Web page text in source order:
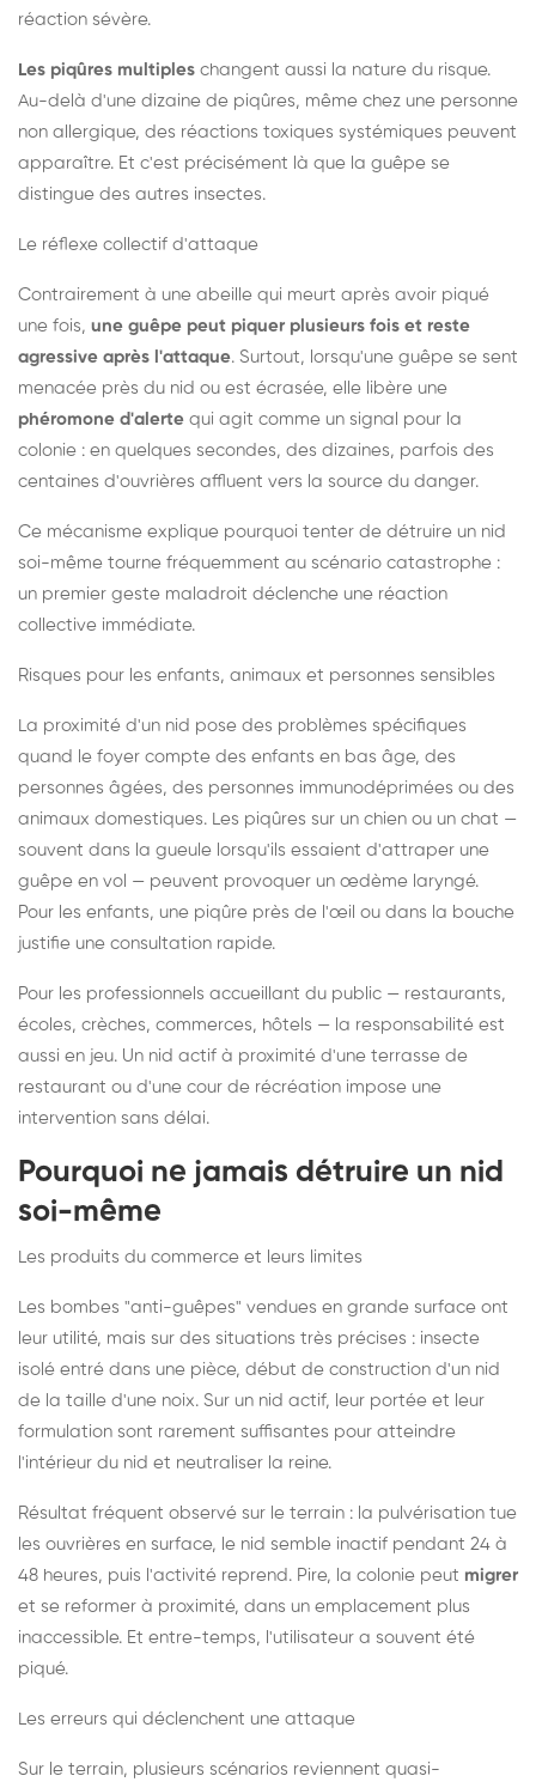
réaction sévère.
Les piqûres multiples changent aussi la nature du risque.
Au-delà d'une dizaine de piqûres, même chez une personne
non allergique, des réactions toxiques systémiques peuvent
apparaître. Et c'est précisément là que la guêpe se
distingue des autres insectes.
Le réflexe collectif d'attaque
Contrairement à une abeille qui meurt après avoir piqué
une fois, une guêpe peut piquer plusieurs fois et reste
agressive après l'attaque. Surtout, lorsqu'une guêpe se sent
menacée près du nid ou est écrasée, elle libère une
phéromone d'alerte qui agit comme un signal pour la
colonie : en quelques secondes, des dizaines, parfois des
centaines d'ouvrières affluent vers la source du danger.
Ce mécanisme explique pourquoi tenter de détruire un nid
soi-même tourne fréquemment au scénario catastrophe :
un premier geste maladroit déclenche une réaction
collective immédiate.
Risques pour les enfants, animaux et personnes sensibles
La proximité d'un nid pose des problèmes spécifiques
quand le foyer compte des enfants en bas âge, des
personnes âgées, des personnes immunodéprimées ou des
animaux domestiques. Les piqûres sur un chien ou un chat —
souvent dans la gueule lorsqu'ils essaient d'attraper une
guêpe en vol — peuvent provoquer un œdème laryngé.
Pour les enfants, une piqûre près de l'œil ou dans la bouche
justifie une consultation rapide.
Pour les professionnels accueillant du public — restaurants,
écoles, crèches, commerces, hôtels — la responsabilité est
aussi en jeu. Un nid actif à proximité d'une terrasse de
restaurant ou d'une cour de récréation impose une
intervention sans délai.
Pourquoi ne jamais détruire un nid
soi-même
Les produits du commerce et leurs limites
Les bombes "anti-guêpes" vendues en grande surface ont
leur utilité, mais sur des situations très précises : insecte
isolé entré dans une pièce, début de construction d'un nid
de la taille d'une noix. Sur un nid actif, leur portée et leur
formulation sont rarement suffisantes pour atteindre
l'intérieur du nid et neutraliser la reine.
Résultat fréquent observé sur le terrain : la pulvérisation tue
les ouvrières en surface, le nid semble inactif pendant 24 à
48 heures, puis l'activité reprend. Pire, la colonie peut migrer
et se reformer à proximité, dans un emplacement plus
inaccessible. Et entre-temps, l'utilisateur a souvent été
piqué.
Les erreurs qui déclenchent une attaque
Sur le terrain, plusieurs scénarios reviennent quasi-